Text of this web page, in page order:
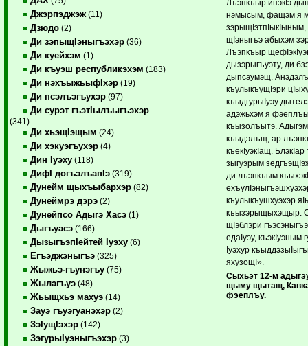
Джэрпэджэж (11)
Дзюдо (2)
Ди зэпыщIэныгъэхэр (36)
Ди куейхэм (1)
Ди къуэш республикэхэм (183)
Ди нэхъыжьыфIхэр (19)
Ди псэлъэгъухэр (97)
Ди сурэт гъэтIылъыгъэхэр
(341)
Ди хьэщIэщым (24)
Ди хэкуэгъухэр (4)
Дин Iуэху (118)
ДифI догъэлъапIэ (319)
Дунейм щыхъыбархэр (82)
Дунеймрэ дэрэ (2)
Дунейпсо Адыгэ Хасэ (1)
Дыгъуасэ (166)
ДызыгъэпIейтей Iуэху (6)
Егъэджэныгъэ (325)
Жыжьэ-гъунэгъу (75)
Жылагъуэ (48)
Жьыщхьэ махуэ (14)
Зауэ гъуэгуанэхэр (2)
ЗэIущIэхэр (142)
ЗэгурыIуэныгъэхэр (3)
Лъэпкъыр ипэкIэ
нэмысым, фащэм я
щIэныгъэ абыхэм
Лъэпкъыр
дызэрыгъуэту, ди
дыпсэумэщ.
къулыкъущIэри
къыдгурыIуэу
адэжьхэм я
къызолъытэ.
къыдэлъщ, ар
къекIуэкIащ.
зыгуэрым
ди лъэпкъым
къулыкъушхуэхэр
къызэрыщыхэщыр.
щIэблэри
едаIуэу, къэкIуэным
Iуэхур
яхузощI».
Сыхьэт 12-м
щыму щытащ,
фэеплъу.